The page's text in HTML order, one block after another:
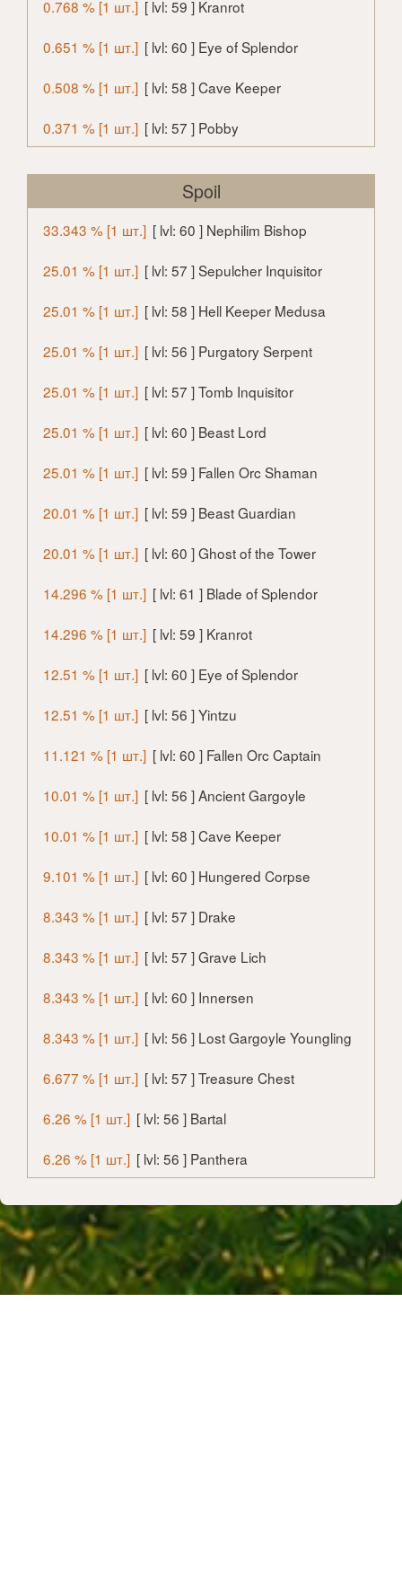
0.768 % [1 шт.] [ lvl: 59 ] Kranrot
0.651 % [1 шт.] [ lvl: 60 ] Eye of Splendor
0.508 % [1 шт.] [ lvl: 58 ] Cave Keeper
0.371 % [1 шт.] [ lvl: 57 ] Pobby
Spoil
33.343 % [1 шт.] [ lvl: 60 ] Nephilim Bishop
25.01 % [1 шт.] [ lvl: 57 ] Sepulcher Inquisitor
25.01 % [1 шт.] [ lvl: 58 ] Hell Keeper Medusa
25.01 % [1 шт.] [ lvl: 56 ] Purgatory Serpent
25.01 % [1 шт.] [ lvl: 57 ] Tomb Inquisitor
25.01 % [1 шт.] [ lvl: 60 ] Beast Lord
25.01 % [1 шт.] [ lvl: 59 ] Fallen Orc Shaman
20.01 % [1 шт.] [ lvl: 59 ] Beast Guardian
20.01 % [1 шт.] [ lvl: 60 ] Ghost of the Tower
14.296 % [1 шт.] [ lvl: 61 ] Blade of Splendor
14.296 % [1 шт.] [ lvl: 59 ] Kranrot
12.51 % [1 шт.] [ lvl: 60 ] Eye of Splendor
12.51 % [1 шт.] [ lvl: 56 ] Yintzu
11.121 % [1 шт.] [ lvl: 60 ] Fallen Orc Captain
10.01 % [1 шт.] [ lvl: 56 ] Ancient Gargoyle
10.01 % [1 шт.] [ lvl: 58 ] Cave Keeper
9.101 % [1 шт.] [ lvl: 60 ] Hungered Corpse
8.343 % [1 шт.] [ lvl: 57 ] Drake
8.343 % [1 шт.] [ lvl: 57 ] Grave Lich
8.343 % [1 шт.] [ lvl: 60 ] Innersen
8.343 % [1 шт.] [ lvl: 56 ] Lost Gargoyle Youngling
6.677 % [1 шт.] [ lvl: 57 ] Treasure Chest
6.26 % [1 шт.] [ lvl: 56 ] Bartal
6.26 % [1 шт.] [ lvl: 56 ] Panthera